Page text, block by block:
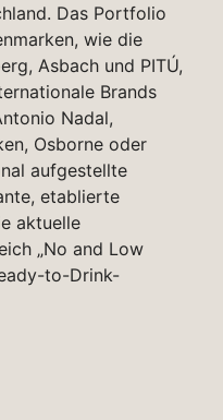
Das Portfolio
wie die
Asbach und PITÚ,
Brands
Nadal,
Osborne oder
aufgestellte
etablierte
aktuelle
„No and Low
to-Drink-